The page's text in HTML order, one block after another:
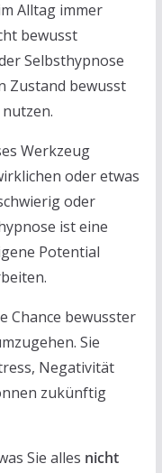
Alltag immer
bewusst
Selbsthypnose
Zustand bewusst
Werkzeug
oder etwas
oder
ist eine
Potential
Chance bewusster
Sie
Negativität
zukünftig
Sie alles nicht